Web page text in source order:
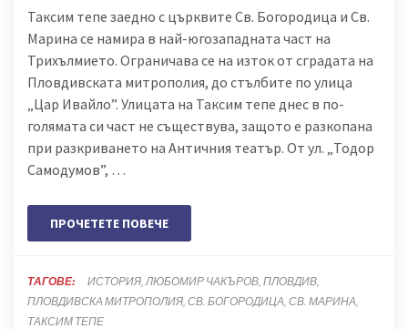
Таксим тепе заедно с църквите Св. Богородица и Св.
Марина се намира в най-югозападната част на
Трихълмието. Ограничава се на изток от сградата на
Пловдивската митрополия, до стълбите по улица
„Цар Ивайло”. Улицата на Таксим тепе днес в по-
голямата си част не съществува, защото е разкопана
при разкриването на Античния театър. От ул. „Тодор
Самодумов”, …
ПРОЧЕТЕТЕ ПОВЕЧЕ
ТАГОВЕ: ИСТОРИЯ ЛЮБОМИР ЧАКЪРОВ ПЛОВДИВ
ПЛОВДИВСКА МИТРОПОЛИЯ СВ. БОГОРОДИЦА СВ. МАРИНА
ТАКСИМ ТЕПЕ